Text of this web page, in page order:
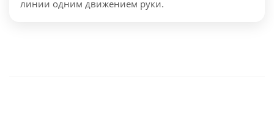
линии одним движением руки.